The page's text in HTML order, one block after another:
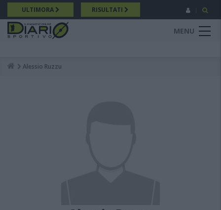
Salta
al
contenuto
principale
ULTIMORA RISULTATI
MENU
Breadcrumb
Alessio Ruzzu